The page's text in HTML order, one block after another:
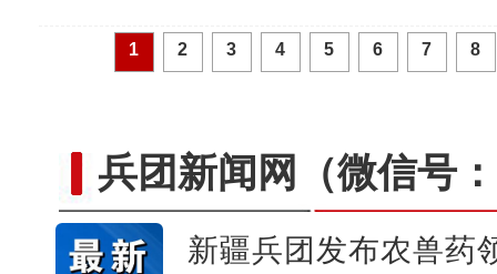
1 2 3 4 5 6 7 8
兵团新闻网 （微信号
新疆兵团发布农兽药